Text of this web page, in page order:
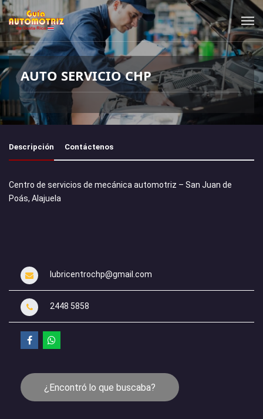
AUTO SERVICIO CHP
Descripción Contáctenos
Centro de servicios de mecánica automotriz – San Juan de
Poás, Alajuela
lubricentrochp@gmail.com
2448 5858
¿Encontró lo que buscaba?